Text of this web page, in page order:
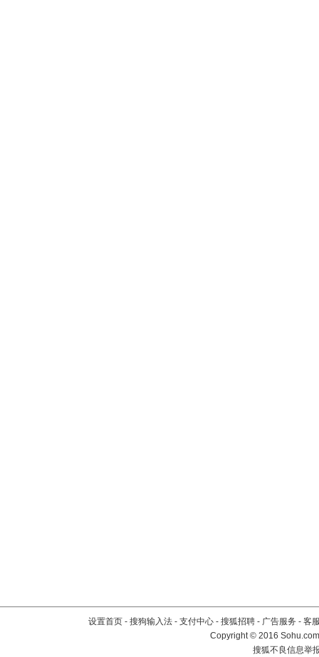
设置首页 - 搜狗输入法 - 支付中心 - 搜狐招聘 - 广告服务 - 客
Copyright©2016
搜狐不良信息举